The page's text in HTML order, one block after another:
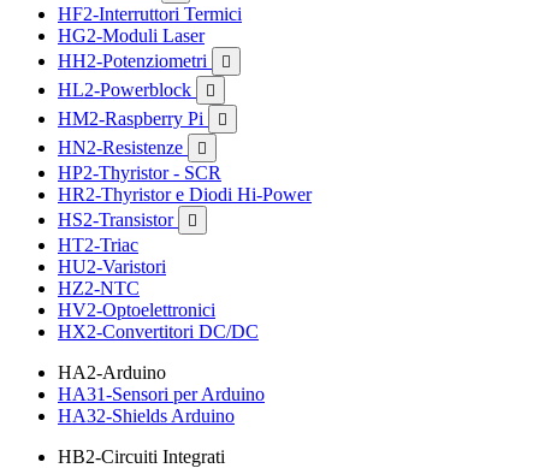
HF2-Interruttori Termici
HG2-Moduli Laser
HH2-Potenziometri

HL2-Powerblock 
HM2-Raspberry Pi 
HN2-Resistenze 
HP2-Thyristor - SCR
HR2-Thyristor e Diodi Hi-Power
HS2-Transistor

HT2-Triac
HU2-Varistori
HZ2-NTC
HV2-Optoelettronici
HX2-Convertitori DC/DC
HA2-Arduino
HA31-Sensori per Arduino
HA32-Shields Arduino
HB2-Circuiti Integrati